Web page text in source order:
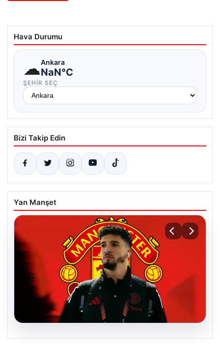
Hava Durumu
☁Ankara
NaN°C
ŞEHIR SEÇ
Bizi Takip Edin
Yan Manşet
07.08.2026